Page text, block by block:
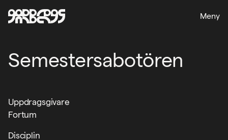
Meny
Semestersabotören
Uppdragsgivare
Fortum
Disciplin